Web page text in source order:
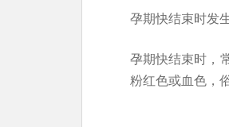
孕期快结束时发
孕期快结束时，
粉红色或血色，俗